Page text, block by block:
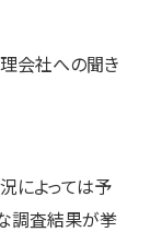
会社への聞き
によっては予
調査結果が挙